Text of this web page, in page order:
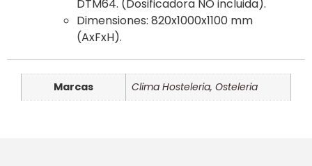
DTM64. (Dosificadora NO incluida).
Dimensiones: 820x1000x1100 mm
(AxFxH).
Marcas Clima Hosteleria, Osteleria